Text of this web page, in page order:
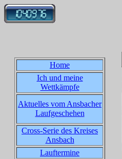
Home
Ich und meine
Wettkämpfe
Aktuelles vom Ansbacher
Laufgeschehen
Cross-Serie des Kreises
Ansbach
Lauftermine